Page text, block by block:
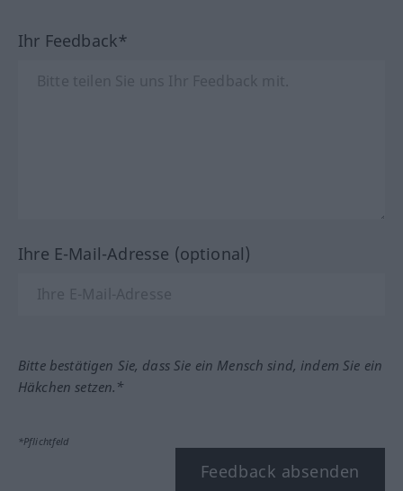
Ihr Feedback*
Ihre E-Mail-Adresse (optional)
Bitte bestätigen Sie, dass Sie ein Mensch sind, indem Sie ein
Häkchen setzen.*
*Pflichtfeld
Feedback absenden